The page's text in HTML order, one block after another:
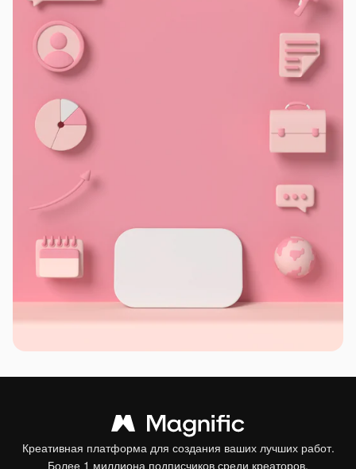
Креативная платформа для создания ваших лучших работ.
Более 1 миллиона подписчиков среди креаторов,